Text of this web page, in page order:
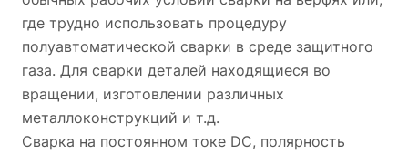
где трудно использовать процедуру
полуавтоматической сварки в среде защитного
газа. Для сварки деталей находящиеся во
вращении, изготовлении различных
металлоконструкций и т.д.
Сварка на постоянном токе DC, полярность